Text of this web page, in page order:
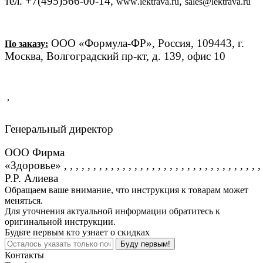
По заказу: ООО «Формула-ФР», Россия, 109443, г.
Москва, Волгоградский пр-кт, д. 139, офис 10
,
Генеральный директор
ООО Фирма
«Здоровье» , , , , , , , , , , , , , , , , , , , , , , , , , , , , , , , , , ,
Р.Р. Алиева
Обращаем ваше внимание, что инструкция к товарам может
меняться.
Для уточнения актуальной информации обратитесь к
оригинальной инструкции.
Будьте первым кто узнает о скидках
Буду первым!
Контакты